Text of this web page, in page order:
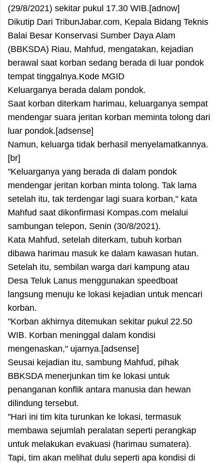
(29/8/2021) sekitar pukul 17.30 WIB.[adnow]
Dikutip Dari TribunJabar.com, Kepala Bidang Teknis
Balai Besar Konservasi Sumber Daya Alam
(BBKSDA) Riau, Mahfud, mengatakan, kejadian
berawal saat korban sedang berada di luar pondok
tempat tinggalnya.Kode MGID
Keluarganya berada dalam pondok.
Saat korban diterkam harimau, keluarganya sempat
mendengar suara jeritan korban meminta tolong dari
luar pondok.[adsense]
Namun, keluarga tidak berhasil menyelamatkannya.
[br]
"Keluarganya yang berada di dalam pondok
mendengar jeritan korban minta tolong. Tak lama
setelah itu, tak terdengar lagi suara korban," kata
Mahfud saat dikonfirmasi Kompas.com melalui
sambungan telepon, Senin (30/8/2021).
Kata Mahfud, setelah diterkam, tubuh korban
dibawa harimau masuk ke dalam kawasan hutan.
Setelah itu, sembilan warga dari kampung atau
Desa Teluk Lanus menggunakan speedboat
langsung menuju ke lokasi kejadian untuk mencari
korban.
"Korban akhirnya ditemukan sekitar pukul 22.50
WIB. Korban meninggal dalam kondisi
mengenaskan," ujarnya.[adsense]
Seusai kejadian itu, sambung Mahfud, pihak
BBKSDA menerjunkan tim ke lokasi untuk
penanganan konflik antara manusia dan hewan
dilindung tersebut.
"Hari ini tim kita turunkan ke lokasi, termasuk
membawa sejumlah peralatan seperti perangkap
untuk melakukan evakuasi (harimau sumatera).
Tapi, tim akan melihat dulu seperti apa kondisi di